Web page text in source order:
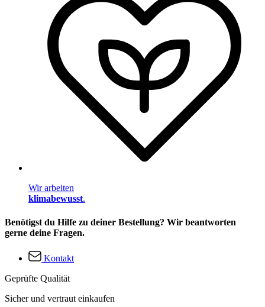
Wir arbeiten
klimabewusst.
Benötigst du Hilfe zu deiner Bestellung? Wir beantworten
gerne deine Fragen.
Kontakt
Geprüfte Qualität
Sicher und vertraut einkaufen